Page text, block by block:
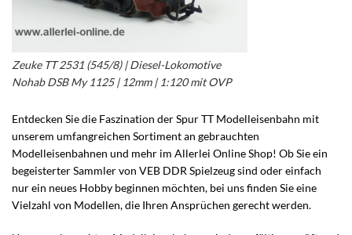
Zeuke TT 2531 (545/8) | Diesel-Lokomotive
Nohab DSB My 1125 | 12mm | 1:120 mit OVP
Entdecken Sie die Faszination der Spur TT Modelleisenbahn mit
unserem umfangreichen Sortiment an gebrauchten
Modelleisenbahnen und mehr im Allerlei Online Shop! Ob Sie ein
begeisterter Sammler von VEB DDR Spielzeug sind oder einfach
nur ein neues Hobby beginnen möchten, bei uns finden Sie eine
Vielzahl von Modellen, die Ihren Ansprüchen gerecht werden.